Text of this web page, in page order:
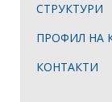
СТРУКТУРИ
ПРОФИЛ НА
КОНТАКТИ